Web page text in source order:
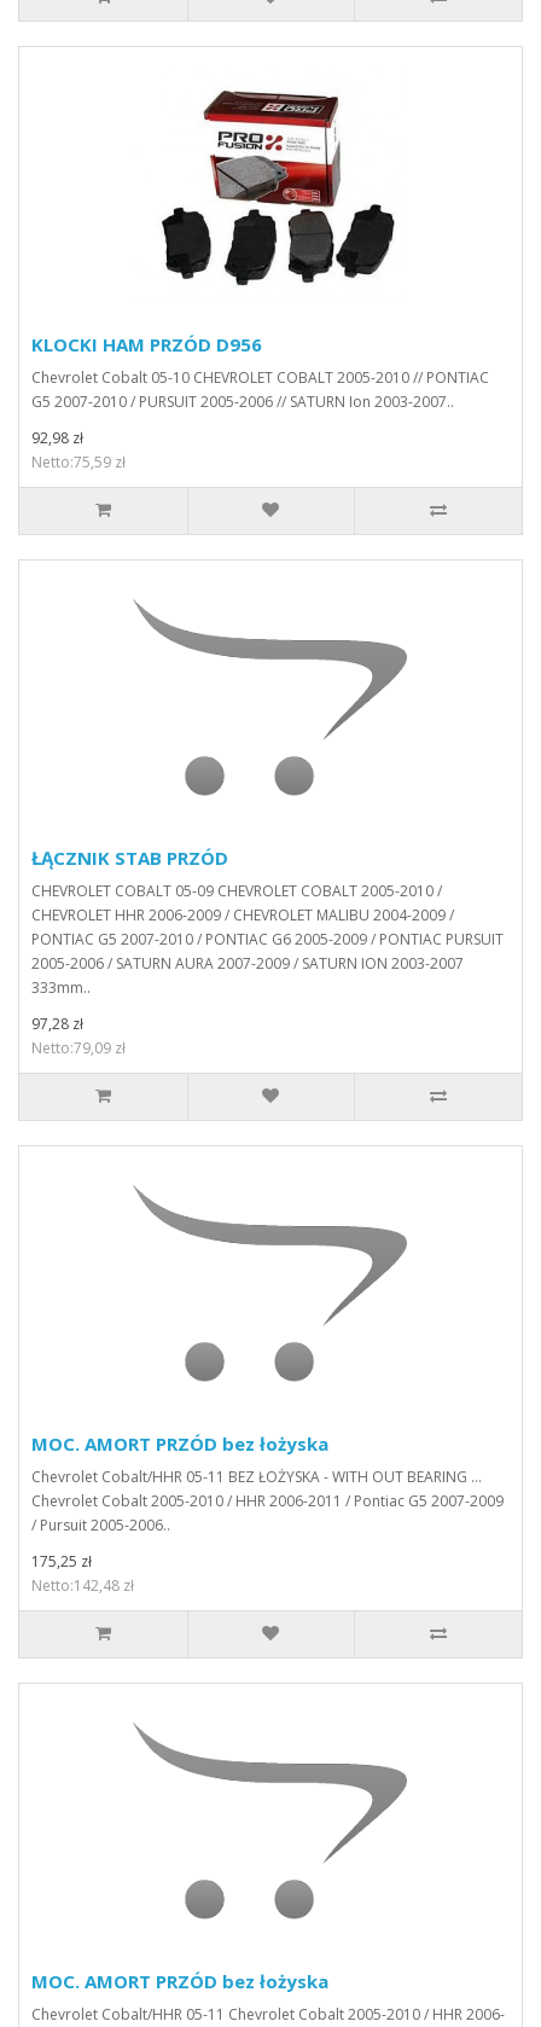
KLOCKI HAM PRZÓD D956
Chevrolet Cobalt 05-10 CHEVROLET COBALT 2005-2010 // PONTIAC
G5 2007-2010 / PURSUIT 2005-2006 // SATURN Ion 2003-2007..
92,98 zł
Netto:75,59 zł
ŁĄCZNIK STAB PRZÓD
CHEVROLET COBALT 05-09 CHEVROLET COBALT 2005-2010 /
CHEVROLET HHR 2006-2009 / CHEVROLET MALIBU 2004-2009 /
PONTIAC G5 2007-2010 / PONTIAC G6 2005-2009 / PONTIAC PURSUIT
2005-2006 / SATURN AURA 2007-2009 / SATURN ION 2003-2007
333mm..
97,28 zł
Netto:79,09 zł
MOC. AMORT PRZÓD bez łożyska
Chevrolet Cobalt/HHR 05-11 BEZ ŁOŻYSKA - WITH OUT BEARING ...
Chevrolet Cobalt 2005-2010 / HHR 2006-2011 / Pontiac G5 2007-2009
/ Pursuit 2005-2006..
175,25 zł
Netto:142,48 zł
MOC. AMORT PRZÓD bez łożyska
Chevrolet Cobalt/HHR 05-11 Chevrolet Cobalt 2005-2010 / HHR 2006-